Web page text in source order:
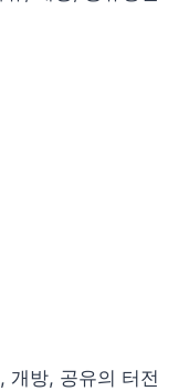
개방, 공유의 터전